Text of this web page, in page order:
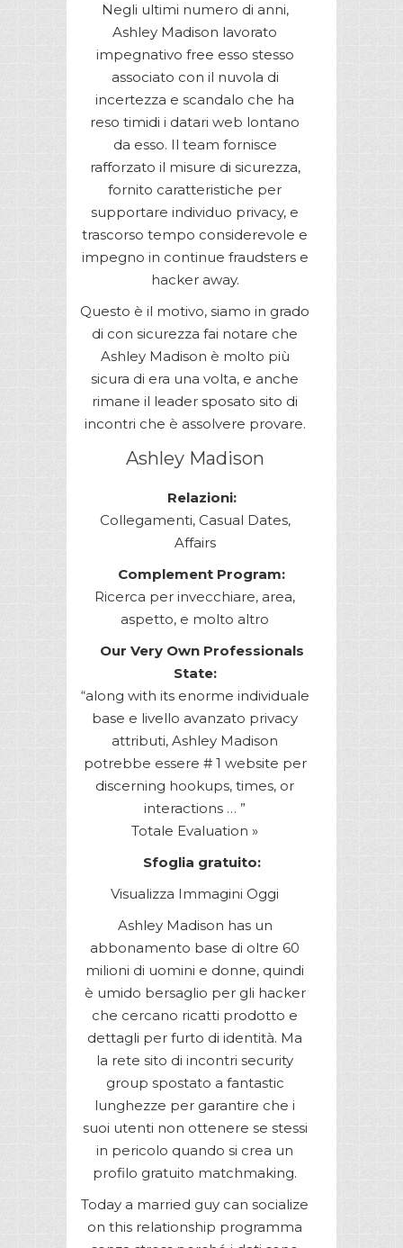
Negli ultimi numero di anni,
Ashley Madison lavorato
impegnativo free esso stesso
associato con il nuvola di
incertezza e scandalo che ha
reso timidi i datari web lontano
da esso. Il team fornisce
rafforzato il misure di sicurezza,
fornito caratteristiche per
supportare individuo privacy, e
trascorso tempo considerevole e
impegno in continue fraudsters e
hacker away.
Questo è il motivo, siamo in grado
di con sicurezza fai notare che
Ashley Madison è molto più
sicura di era una volta, e anche
rimane il leader sposato sito di
incontri che è assolvere provare.
Ashley Madison
Relazioni:
Collegamenti, Casual Dates,
Affairs
Complement Program:
Ricerca per invecchiare, area,
aspetto, e molto altro
Our Very Own Professionals
State:
“along with its enorme individuale
base e livello avanzato privacy
attributi, Ashley Madison
potrebbe essere # 1 website per
discerning hookups, times, or
interactions … ”
Totale Evaluation »
Sfoglia gratuito:
Visualizza Immagini Oggi
Ashley Madison has un
abbonamento base di oltre 60
milioni di uomini e donne, quindi
è umido bersaglio per gli hacker
che cercano ricatti prodotto e
dettagli per furto di identità. Ma
la rete sito di incontri security
group spostato a fantastic
lunghezze per garantire che i
suoi utenti non ottenere se stessi
in pericolo quando si crea un
profilo gratuito matchmaking.
Today a married guy can socialize
on this relationship programma